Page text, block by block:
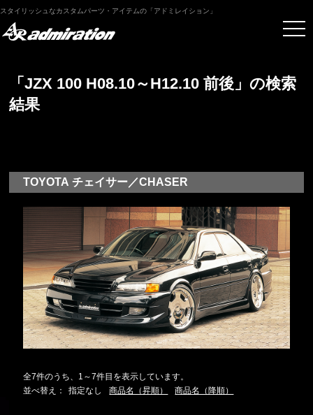
スタイリッシュなカスタムパーツ・アイテムの「アドミレイション」
「JZX 100 H08.10～H12.10 前後」の検索
結果
TOYOTA チェイサー／CHASER
全7件のうち、1～7件目を表示しています。
並べ替え：
指定なし 商品名（昇順） 商品名（降順）